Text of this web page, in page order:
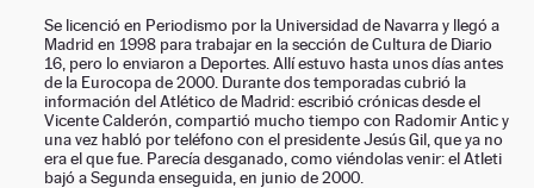
Se licenció en Periodismo por la Universidad de Navarra y llegó a
Madrid en 1998 para trabajar en la sección de Cultura de Diario
16, pero lo enviaron a Deportes. Allí estuvo hasta unos días antes
de la Eurocopa de 2000. Durante dos temporadas cubrió la
información del Atlético de Madrid: escribió crónicas desde el
Vicente Calderón, compartió mucho tiempo con Radomir Antic y
una vez habló por teléfono con el presidente Jesús Gil, que ya no
era el que fue. Parecía desganado, como viéndolas venir: el Atleti
bajó a Segunda enseguida, en junio de 2000.